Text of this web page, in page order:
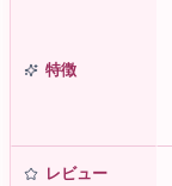
特徴
レビュー